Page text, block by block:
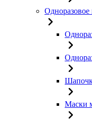
Одноразовое
Маски